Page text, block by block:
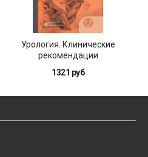
Урология. Клинические
рекомендации
1321 руб